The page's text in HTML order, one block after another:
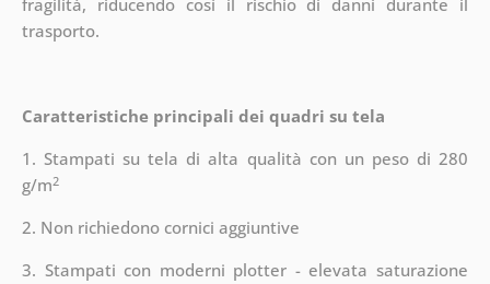
fragilità, riducendo così il rischio di danni durante il
trasporto.
Caratteristiche principali dei quadri su tela
1. Stampati su tela di alta qualità con un peso di 280
g/m2
2. Non richiedono cornici aggiuntive
3. Stampati con moderni plotter - elevata saturazione